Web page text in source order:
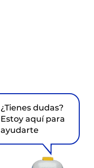
¿Tienes dudas?
Estoy aquí para
ayudarte